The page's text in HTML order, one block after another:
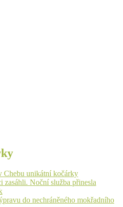
Chebu unikátní kočárky
zasáhli. Noční služba přinesla
do nechráněného mokřadního